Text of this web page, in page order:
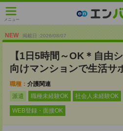
メニュー
NEW 掲載日 :2026/08/07
【1日5時間～OK＊自由
向けマンションで生活サ
職種： 介護関連
派遣
職種未経験OK 社会人未経験OK
WEB登録・面接OK